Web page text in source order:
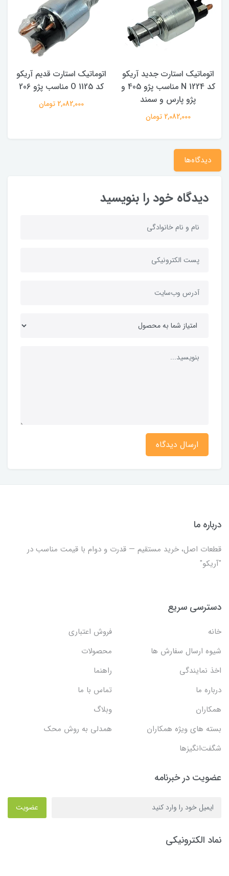
اتوماتیک استارت جدید آریکو
کد 1224 N مناسب پژو 405 و
پژو پارس و سمند
2,082,000 تومان
اتوماتیک استارت قدیم آریکو
کد 1125 O مناسب پژو 206
2,082,000 تومان
دیدگاه‌ها
دیدگاه خود را بنویسید
ارسال دیدگاه
درباره ما
قطعات اصل، خرید مستقیم — قدرت و دوام با قیمت مناسب در
"آریکو"
دسترسی سریع
خانه
فروش اعتباری
شیوه ارسال سفارش ها
محصولات
اخذ نمایندگی
راهنما
درباره ما
تماس با ما
همکاران
وبلاگ
بسته های ویژه همکاران
همدلی به روش محک
شگفت‌انگیزها
عضویت در خبرنامه
عضویت
نماد الکترونیکی